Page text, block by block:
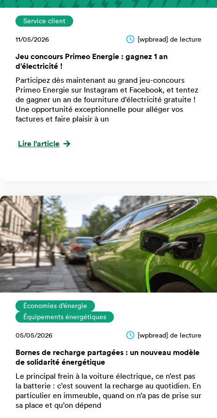
Service client
11/05/2026 [wpbread] de lecture
Jeu concours Primeo Energie : gagnez 1 an
d’électricité !
Participez dès maintenant au grand jeu-concours
Primeo Energie sur Instagram et Facebook, et tentez
de gagner un an de fourniture d’électricité gratuite !
Une opportunité exceptionnelle pour alléger vos
factures et faire plaisir à un
Lire l'article
Économies d’énergie
Équipements énergétiques
05/05/2026 [wpbread] de lecture
Bornes de recharge partagées : un nouveau modèle
de solidarité énergétique
Le principal frein à la voiture électrique, ce n’est pas
la batterie : c’est souvent la recharge au quotidien. En
particulier en immeuble, quand on n’a pas de prise sur
sa place et qu’on dépend